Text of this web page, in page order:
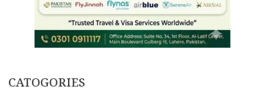
CATOGORIES